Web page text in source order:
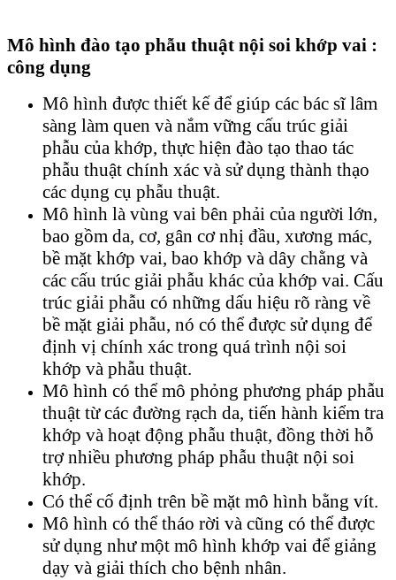
Mô hình đào tạo phẫu thuật nội soi khớp vai :
công dụng
Mô hình được thiết kế để giúp các bác sĩ lâm
sàng làm quen và nắm vững cấu trúc giải
phẫu của khớp, thực hiện đào tạo thao tác
phẫu thuật chính xác và sử dụng thành thạo
các dụng cụ phẫu thuật.
Mô hình là vùng vai bên phải của người lớn,
bao gồm da, cơ, gân cơ nhị đầu, xương mác,
bề mặt khớp vai, bao khớp và dây chằng và
các cấu trúc giải phẫu khác của khớp vai. Cấu
trúc giải phẫu có những dấu hiệu rõ ràng về
bề mặt giải phẫu, nó có thể được sử dụng để
định vị chính xác trong quá trình nội soi
khớp và phẫu thuật.
Mô hình có thể mô phỏng phương pháp phẫu
thuật từ các đường rạch da, tiến hành kiểm tra
khớp và hoạt động phẫu thuật, đồng thời hỗ
trợ nhiều phương pháp phẫu thuật nội soi
khớp.
Có thể cố định trên bề mặt mô hình bằng vít.
Mô hình có thể tháo rời và cũng có thể được
sử dụng như một mô hình khớp vai để giảng
dạy và giải thích cho bệnh nhân.